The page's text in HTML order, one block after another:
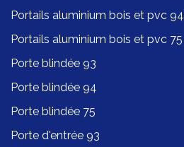
Portails aluminium bois et pvc 94
Portails aluminium bois et pvc 75
Porte blindée 93
Porte blindée 94
Porte blindée 75
Porte d'entrée 93